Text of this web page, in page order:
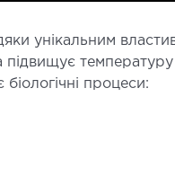
Ендоскопія
унікальним
процеси: